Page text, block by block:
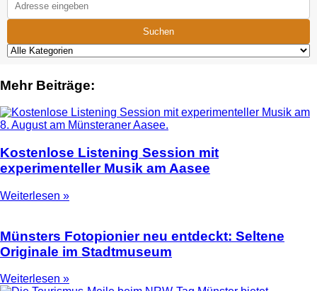
Suchen
Mehr Beiträge:
Kostenlose Listening Session mit
experimenteller Musik am Aasee
Weiterlesen »
Münsters Fotopionier neu entdeckt: Seltene
Originale im Stadtmuseum
Weiterlesen »